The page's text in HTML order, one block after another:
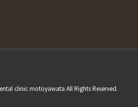
clinic motoyawata All Rights Reserved.